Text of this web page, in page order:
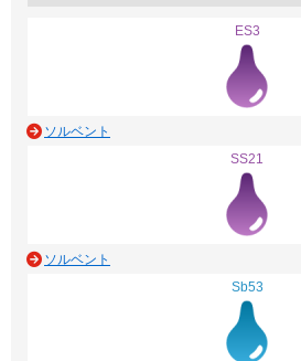
ES3
ソルベント
SS21
ソルベント
Sb53